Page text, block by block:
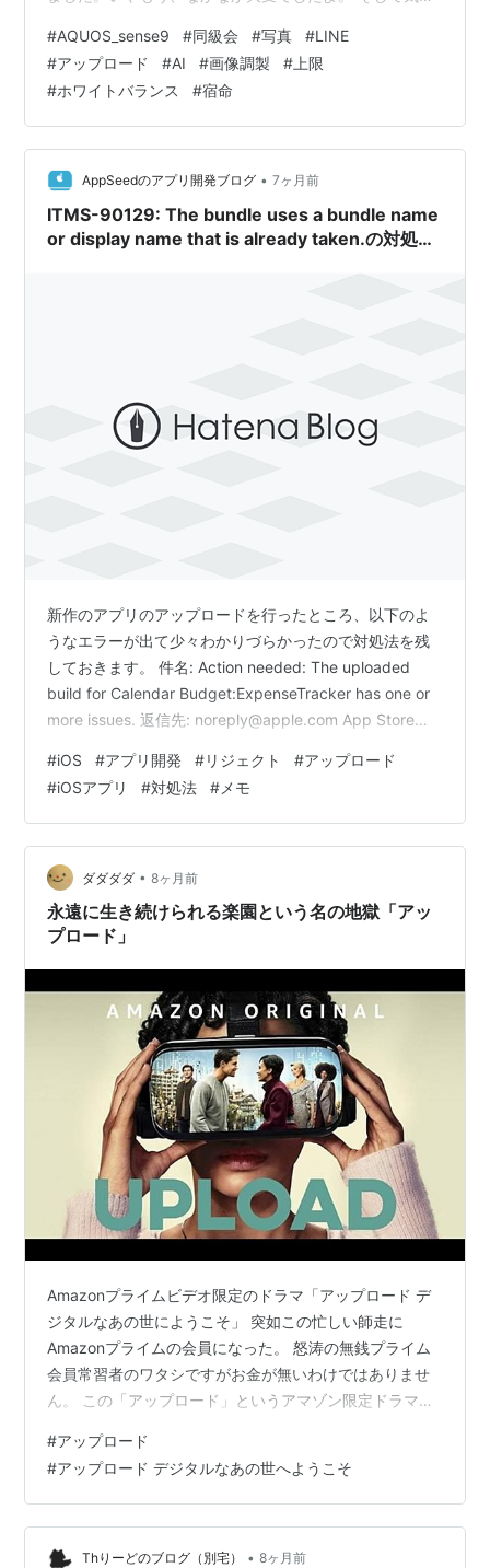
ワイトバランスが優秀という事実。やはり、新しいカメ
ラには敵わないようです。 写真をアップしたところ、
「ごめんね」と返事が。理由を見たら、私が写っている
写真が1枚もなかったのでした。これはカメラマン担当
の“あるある”。宿命みたいなものなので仕方ありません。
でも、私を撮ってくれていた人が一…
#AQUOS_sense9 #同級会 #写真 #LINE
#アップロード #AI #画像調製 # 上限
#ホワイトバランス #宿命
AppSeedのアプリ開発ブログ • 7ヶ月前
ITMS-90129: The bundle uses a bundle name
or display name that is already taken.の対処法
新作のアプリのアップロードを行ったところ、以下のよ
うなエラーが出て少々わかりづらかったので対処法を残
しておきます。 件名: Action needed: The uploaded
build for Calendar Budget:ExpenseTracker has one or
more issues. 返信先: noreply@apple.com App Store
recent delivery for the following app: アプリ名 App
Apple ID 675…
#iOS #アプリ開発 #リジェクト #アップロード
#iOSアプリ #対処法 # メモ
ダダダダ • 8ヶ月前
永遠に生き続けられる楽園という名の地獄「アッ
プロード」
Amazonプライムビデオ限定のドラマ「アップロード デ
ジタルなあの世にようこそ」 突如この忙しい師走に
Amazonプライムの会員になった。 怒涛の無銭プライム
会員常習者のワタシですがお金が無いわけではありませ
ん。 この「アップロード」というアマゾン限定ドラマを
い。 ちょっとした買い物をAmazonでしようと思ったが
「今なら一ヶ月無料体験」と誘導に従ってアマゾンに強
制的にプライム会員にされたのだ。 強制的にプライム会
員にされただと？ 違うな。自ら選択するように仕向けら
れたのだ。・一ヶ月タダ・今選択すべし(期間限定)・選ば
#アップロード
#アップロード デジタルなあの世へようこそ
Thりーどのブログ（別宅） • 8ヶ月前